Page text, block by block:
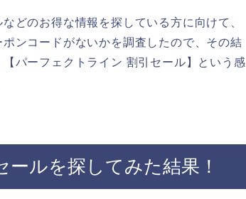
どのお得な情報を探している方に向けて、
ンコードがないかを調査したので、その結
パーフェクトライン 割引セール】という感
ルを探してみた結果！